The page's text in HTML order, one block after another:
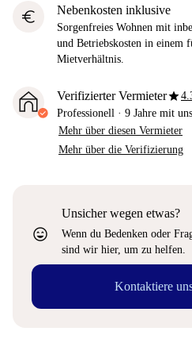
euro Nebenkosten inklusive
Sorgenfreies Wohnen mit
und Betriebskosten in einem
Mietverhältnis.
Verifizierter Vermieterstar
Professionell · 9 Jahre mit uns
Mehr über diesen Vermieter
Mehr über die Verifizierung
sentiment_very_satisfied
Unsicher wegen etwas?
Wenn du Bedenken oder
sind wir hier, um zu helfen.
Kontaktiere